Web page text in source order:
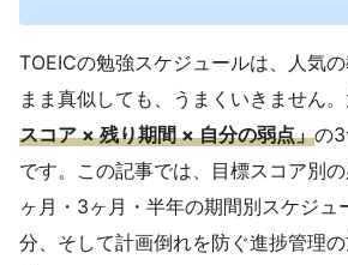
TOEICの勉強スケジュールは、人気
まま真似しても、うまくいきません。
スコア × 残り期間 × 自分の弱点」の
です。この記事では、目標スコア別
ヶ月・3ヶ月・半年の期間別スケジュ
分、そして計画倒れを防ぐ進捗管理